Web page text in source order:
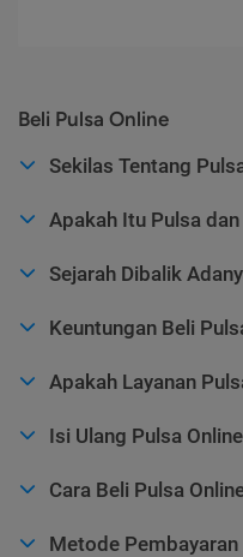
Beli Pulsa Online
Sekilas Tentang
Apakah Itu Pulsa
Sejarah Dibalik
Keuntungan Beli
Apakah Layanan
Isi Ulang Pulsa
Cara Beli Pulsa
Metode